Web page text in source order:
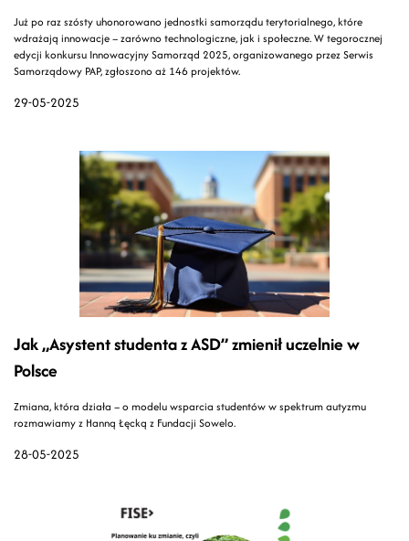
29-05-2025
Już po raz szósty uhonorowano jednostki samorządu terytorialnego, które
wdrażają innowacje – zarówno technologiczne, jak i społeczne. W tegorocznej
edycji konkursu Innowacyjny Samorząd 2025, organizowanego przez Serwis
Samorządowy PAP, zgłoszono aż 146 projektów.
28-05-2025
Jak „Asystent studenta z ASD” zmienił uczelnie w
Polsce
Zmiana, która działa – o modelu wsparcia studentów w spektrum autyzmu
rozmawiamy z Hanną Łęcką z Fundacji Sowelo.